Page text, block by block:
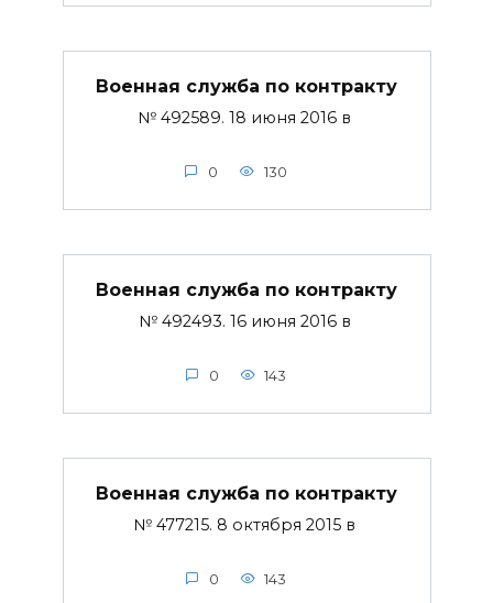
Военная служба по контракту
№ 492589. 18 июня 2016 в
0 130
Военная служба по контракту
№ 492493. 16 июня 2016 в
0 143
Военная служба по контракту
№ 477215. 8 октября 2015 в
0 143